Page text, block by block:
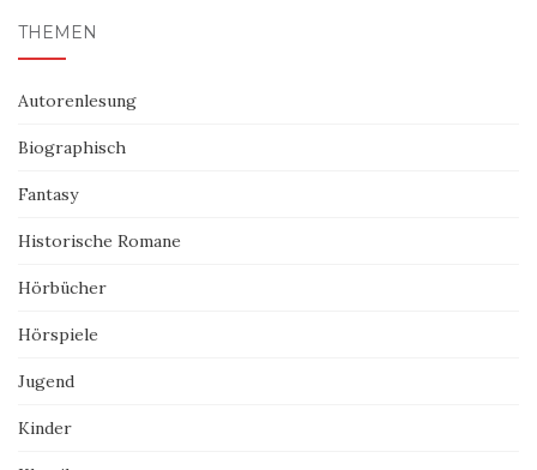
THEMEN
Autorenlesung
Biographisch
Fantasy
Historische Romane
Hörbücher
Hörspiele
Jugend
Kinder